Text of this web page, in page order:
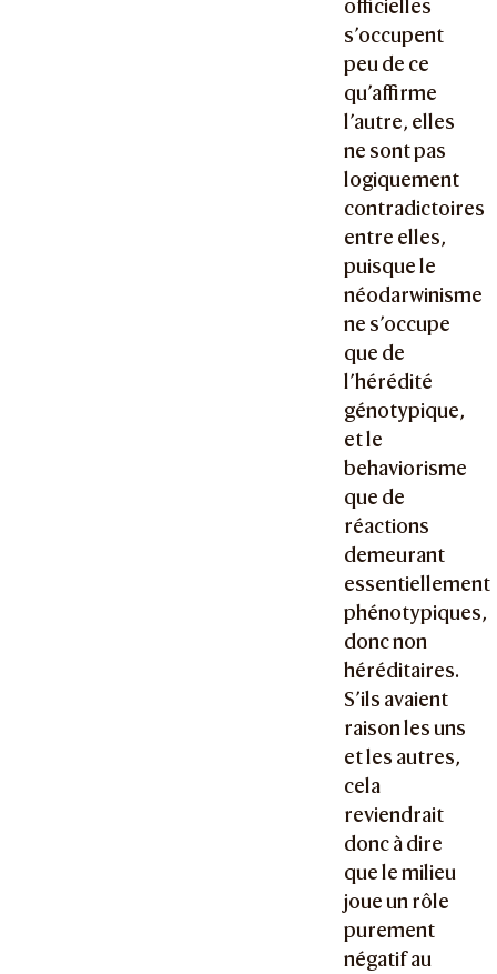
officielles
s’occupent
peu de ce
qu’affirme
l’autre, elles
ne sont pas
logiquement
contradictoires
entre elles,
puisque le
néodarwinisme
ne s’occupe
que de
l’hérédité
génotypique,
et le
behaviorisme
que de
réactions
demeurant
essentiellement
phénotypiques,
donc non
héréditaires.
S’ils avaient
raison les uns
et les autres,
cela
reviendrait
donc à dire
que le milieu
joue un rôle
purement
négatif au